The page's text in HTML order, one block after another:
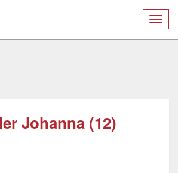
Johanna (12)